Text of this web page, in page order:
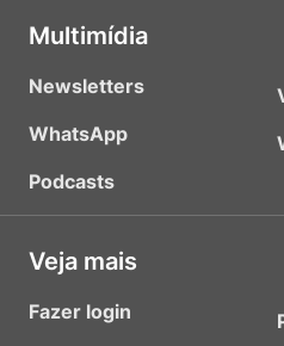
Multimídia
Newsletters
WhatsApp
Podcasts
Veja mais
Fazer login